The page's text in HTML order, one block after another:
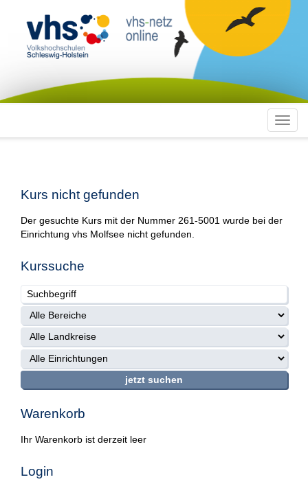
Kurs nicht gefunden
Der gesuchte Kurs mit der Nummer 261-5001 wurde bei der
Einrichtung vhs Molfsee nicht gefunden.
Kurssuche
Warenkorb
Ihr Warenkorb ist derzeit leer
Login